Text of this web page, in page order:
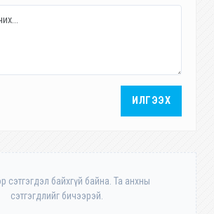
ИЛГЭЭХ
сэтгэгдэл байхгүй байна. Та анхны
сэтгэгдлийг бичээрэй.